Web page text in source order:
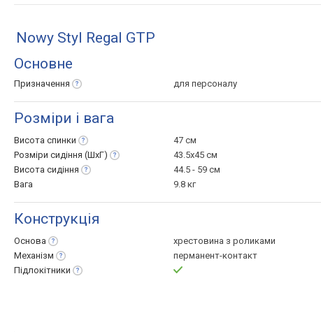
Nowy Styl Regal GTP
Основне
Призначення для персоналу
Розміри і вага
Висота спинки
47 см
Розміри сидіння (ШхГ)
43.5x45 см
Висота сидіння
44.5 - 59 см
Вага
9.8 кг
Конструкція
Основа
хрестовина з роликами
Механізм
перманент-контакт
Підлокітники